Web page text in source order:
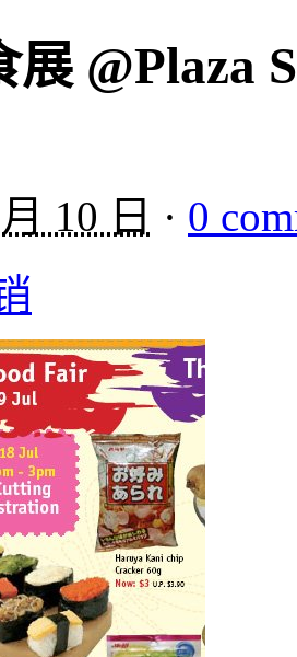
展 @Plaza
10 日 · 0